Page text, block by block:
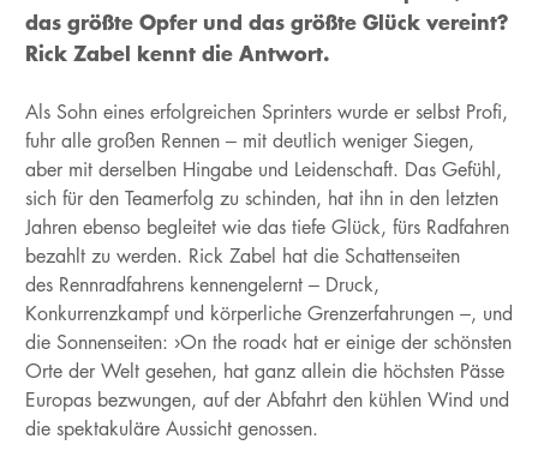
das größte Opfer und das größte Glück vereint?
Rick Zabel kennt die Antwort.
Als Sohn eines erfolgreichen Sprinters wurde er selbst Profi,
fuhr alle großen Rennen – mit deutlich weniger Siegen,
aber mit derselben Hingabe und Leidenschaft. Das Gefühl,
sich für den Teamerfolg zu schinden, hat ihn in den letzten
Jahren ebenso begleitet wie das tiefe Glück, fürs Radfahren
bezahlt zu werden. Rick Zabel hat die Schattenseiten
des Rennradfahrens kennengelernt – Druck,
Konkurrenzkampf und körperliche Grenzerfahrungen –, und
die Sonnenseiten: ›On the road‹ hat er einige der schönsten
Orte der Welt gesehen, hat ganz allein die höchsten Pässe
Europas bezwungen, auf der Abfahrt den kühlen Wind und
die spektakuläre Aussicht genossen.